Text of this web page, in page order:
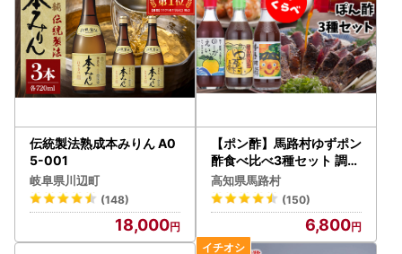
伝統製法熟成本みりん A0
5-001
岐阜県川辺町
(148)
18,000
【ポン酢】馬路村ゆずポン
酢食べ比べ3種セット 調味
料 柚子
高知県馬路村
(150)
6,800